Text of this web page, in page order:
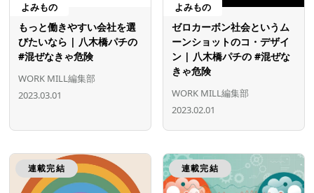
よみもの
もっと働きやすい会社を選
びたいなら | 八木橋パチの
#混ぜなきゃ危険
WORK MILL編集部
2023.03.01
よみもの
ゼロカーボン社会というム
ーンショットのコ・デザイ
ン | 八木橋パチの #混ぜな
きゃ危険
WORK MILL編集部
2023.02.01
連載完結 連載完結